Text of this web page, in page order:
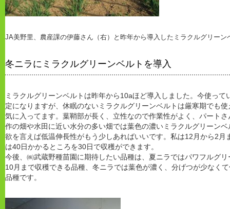
JA美野里、農産課の伊藤さん（右）と昨年から導入したミラクルグリーン
冬ニラにミラクルグリーンベルトを導入
ミラクルグリーンベルトは昨年から10aほど導入しました。今使っ
定になりますが、休眠のないミラクルグリーンベルトは厳寒期でも
気に入ってます。葉鞘部が長く、立性なので作業性がよく、パート
作の畑や水田に近い水分の多い畑では葉色の濃いミラクルグリーン
欲を言えば低温伸長性がもう少しあればいいです。私は12月から2
は40日かかるところを30日で収穫ができます。
今後、㈱武蔵野種苗園に期待したい品種は、夏ニラではパワフルグ
10月まで収穫できる品種、冬ニラでは葉色が濃く、分げつが少なく
品種です。